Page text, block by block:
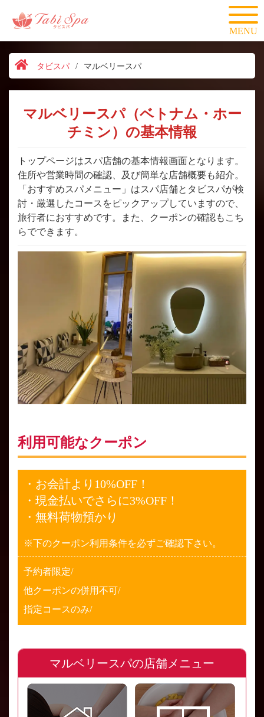
MENU
タビスパ / マルベリースパ
マルベリースパ（ベトナム・ホー
チミン）の基本情報
トップページはスパ店舗の基本情報画面となります。
住所や営業時間の確認、及び簡単な店舗概要も紹介。
「おすすめスパメニュー」はスパ店舗とタビスパが検
討・厳選したコースをピックアップしていますので、
旅行者におすすめです。また、クーポンの確認もこち
らでできます。
利用可能なクーポン
・お会計より10%OFF！
・現金払いでさらに3%OFF！
・無料荷物預かり
※下のクーポン利用条件を必ずご確認下さい。
予約者限定/
他クーポンの併用不可/
指定コースのみ/
マルベリースパの店舗メニュー